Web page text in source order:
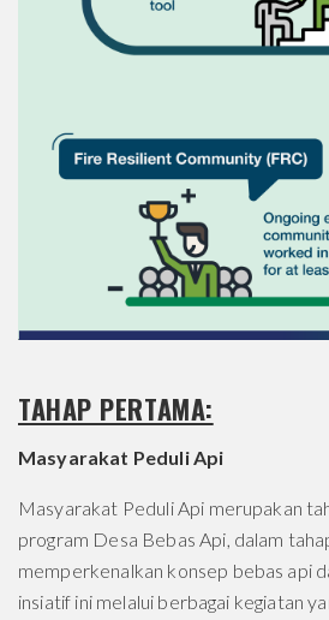
TAHAP PERTAMA:
Masyarakat Peduli Api
Masyarakat Peduli Api merupakan
program Desa Bebas Api, dalam
memperkenalkan konsep bebas api
insiatif ini melalui berbagai kegiatan